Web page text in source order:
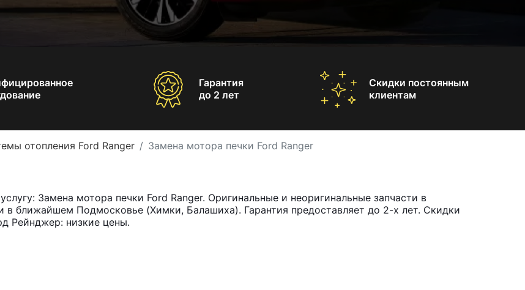
Гарантия
до 2 лет
Скидки постоянным
клиентам
отопления Ford Ranger Замена мотора печки Ford Ranger
Замена мотора печки Ford Ranger. Оригинальные и неоригинальные запчасти в
в ближайшем Подмосковье (Химки, Балашиха). Гарантия предоставляет до 2-х лет. Скидки
Рейнджер: низкие цены.